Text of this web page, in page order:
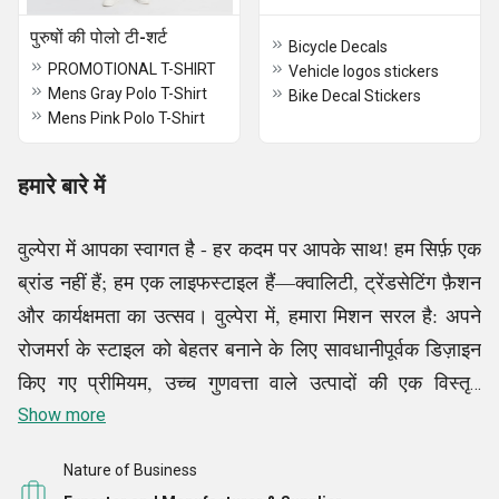
पुरुषों की पोलो टी-शर्ट
PROMOTIONAL T-SHIRT
Mens Gray Polo T-Shirt
Mens Pink Polo T-Shirt
Bicycle Decals
Vehicle logos stickers
Bike Decal Stickers
हमारे बारे में
वुल्पेरा में आपका स्वागत है - हर कदम पर आपके साथ! हम सिर्फ़ एक
ब्रांड नहीं हैं; हम एक लाइफस्टाइल हैं—क्वालिटी, ट्रेंडसेटिंग फ़ैशन
और कार्यक्षमता का उत्सव। वुल्पेरा में, हमारा मिशन सरल है: अपने
रोजमर्रा के स्टाइल को बेहतर बनाने के लिए सावधानीपूर्वक डिज़ाइन
किए गए प्रीमियम, उच्च गुणवत्ता वाले उत्पादों की एक विस्तृत
श्रृंखला पेश करके अपने हेडवियर और लाइफस्टाइल अनुभव को
बहुमुखी टी-शर्ट, हुडी आदि तक, हमारे कलेक्शन को आधुनिक पीढ़ी
Show more
Nature of Business